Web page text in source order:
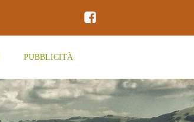
PUBBLICITÀ